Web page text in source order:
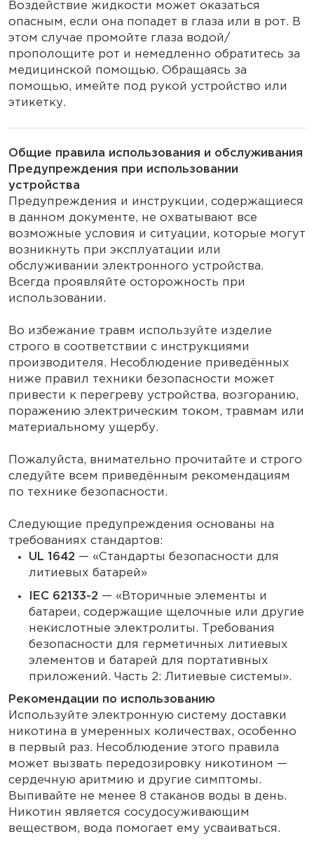
Воздействие жидкости может оказаться
опасным, если она попадет в глаза или в рот. В
этом случае промойте глаза водой/
прополощите рот и немедленно обратитесь за
медицинской помощью. Обращаясь за
помощью, имейте под рукой устройство или
этикетку.
Общие правила использования и обслуживания
Предупреждения при использовании
устройства
Предупреждения и инструкции, содержащиеся
в данном документе, не охватывают все
возможные условия и ситуации, которые могут
возникнуть при эксплуатации или
обслуживании электронного устройства.
Всегда проявляйте осторожность при
использовании.
Во избежание травм используйте изделие
строго в соответствии с инструкциями
производителя. Несоблюдение приведённых
ниже правил техники безопасности может
привести к перегреву устройства, возгоранию,
поражению электрическим током, травмам или
материальному ущербу.
Пожалуйста, внимательно прочитайте и строго
следуйте всем приведённым рекомендациям
по технике безопасности.
Следующие предупреждения основаны на
требованиях стандартов:
UL 1642 — «Стандарты безопасности для
литиевых батарей»
IEC 62133-2 — «Вторичные элементы и
батареи, содержащие щелочные или другие
некислотные электролиты. Требования
безопасности для герметичных литиевых
элементов и батарей для портативных
приложений. Часть 2: Литиевые системы».
Рекомендации по использованию
Используйте электронную систему доставки
никотина в умеренных количествах, особенно
в первый раз. Несоблюдение этого правила
может вызвать передозировку никотином —
сердечную аритмию и другие симптомы.
Выпивайте не менее 8 стаканов воды в день.
Никотин является сосудосуживающим
веществом, вода помогает ему усваиваться.